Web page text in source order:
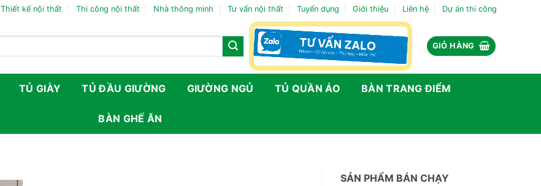
Thiết kế nội thất Thi công nội thất Nhà thông minh Tư vấn nội thất Tuyển dụng Giới thiệu Liên hệ Dự án thi công
GIỎ HÀNG
TỦ GIÀY TỦ ĐẦU GIƯỜNG GIƯỜNG NGỦ TỦ QUẦN ÁO BÀN TRANG ĐIỂM
BÀN GHẾ ĂN
SẢN PHẨM BÁN CHẠY